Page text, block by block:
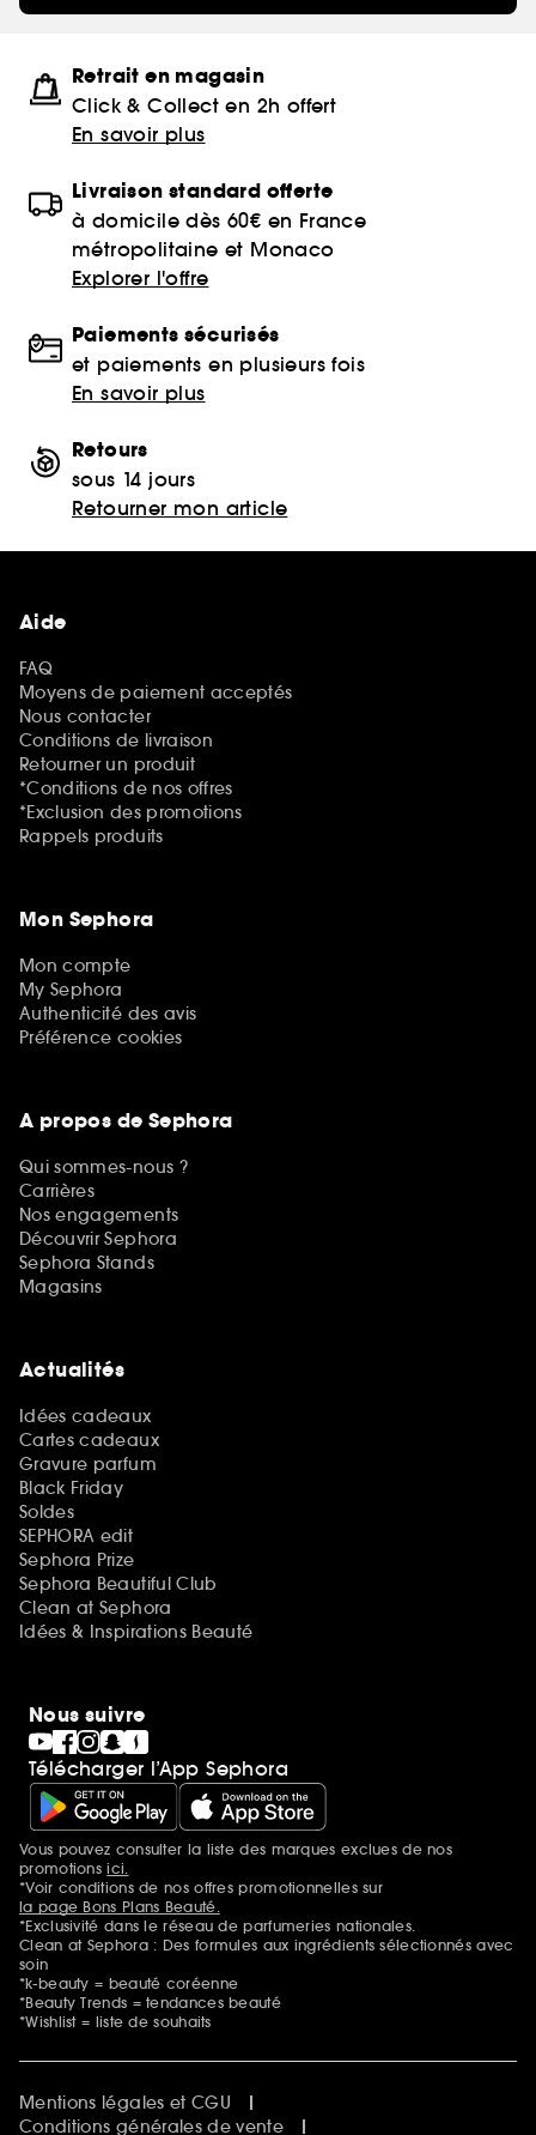
Retrait en magasin
Click & Collect en 2h offert
En savoir plus
Livraison standard offerte
à domicile dès 60€ en France
métropolitaine et Monaco
Explorer l'offre
Paiements sécurisés
et paiements en plusieurs fois
En savoir plus
Retours
sous 14 jours
Retourner mon article
Aide
FAQ
Moyens de paiement acceptés
Nous contacter
Conditions de livraison
Retourner un produit
*Conditions de nos offres
*Exclusion des promotions
Rappels produits
Mon Sephora
Mon compte
My Sephora
Authenticité des avis
Préférence cookies
A propos de Sephora
Qui sommes-nous ?
Carrières
Nos engagements
Découvrir Sephora
Sephora Stands
Magasins
Actualités
Idées cadeaux
Cartes cadeaux
Gravure parfum
Black Friday
Soldes
SEPHORA edit
Sephora Prize
Sephora Beautiful Club
Clean at Sephora
Idées & Inspirations Beauté
Nous suivre
Télécharger l’App Sephora
Mentions additionnelles
Vous pouvez consulter la liste des marques exclues de nos
promotionsici.
*Voir conditions de nos offres promotionnelles sur
la page Bons Plans Beauté.
*Exclusivité dans le réseau de parfumeries nationales.
Clean at Sephora : Des formules aux ingrédients sélectionnés avec
soin
*k-beauty = beauté coréenne
*Beauty Trends = tendances beauté
*Wishlist = liste de souhaits
Mentions légales et CGU
Conditions générales de vente